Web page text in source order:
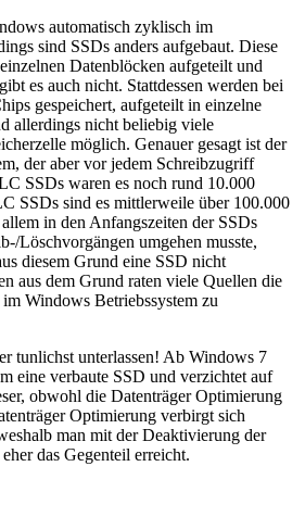
automatisch zyklisch im
sind SSDs anders aufgebaut. Diese
Datenblöcken aufgeteilt und
es auch nicht. Stattdessen werden bei
gespeichert, aufgeteilt in einzelne
allerdings nicht beliebig viele
möglich. Genauer gesagt ist der
der aber vor jedem Schreibzugriff
SSDs waren es noch rund 10.000
SSDs sind es mittlerweile über 100.000
in den Anfangszeiten der SSDs
Löschvorgängen umgehen musste,
diesem Grund eine SSD nicht
aus dem Grund raten viele Quellen die
Windows Betriebssystem zu
tunlichst unterlassen! Ab Windows 7
eine verbaute SSD und verzichtet auf
obwohl die Datenträger Optimierung
Optimierung verbirgt sich
man mit der Deaktivierung der
das Gegenteil erreicht.